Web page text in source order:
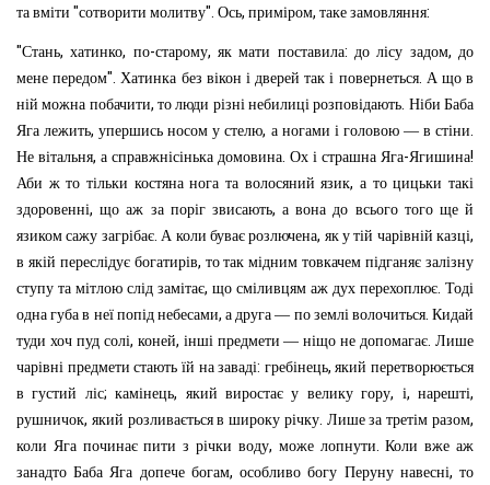
та вміти "сотворити молитву". Ось, приміром, таке замовляння:
"Стань,хатинко, по-старому,як мати поставила:до лісу задом,до
мене передом".Хатинка без вікон і дверей так і повернеться. А що в
ній можна побачити,то люди різні небилиці розповідають. Ніби Баба
Яга лежить,упершись носом у стелю, а ногами і головою — в стіни.
Не вітальня, а справжнісінька домовина. Ох і страшна Яга-Ягишина!
Аби ж то тільки костяна нога та волосяний язик,а то цицьки такі
здоровенні,що аж за поріг звисають,а вона до всього того ще й
язиком сажу загрібає.А коли буває розлючена, як у тій чарівній казці,
в якій переслідує богатирів, то так мідним товкачем підганяє залізну
ступу та мітлою слід замітає, що сміливцям аж дух перехоплює. Тоді
одна губа в неї попід небесами,а друга — по землі волочиться.Кидай
туди хоч пуд солі, коней, інші предмети — ніщо не допомагає.Лише
чарівні предмети стають їй на заваді: гребінець,який перетворюється
в густий ліс;камінець, який виростає у велику гору, і,нарешті,
рушничок, який розливається в широку річку. Лише за третім разом,
коли Яга починає пити з річки воду, може лопнути.Коли вже аж
занадто Баба Яга допече богам,особливо богу Перуну навесні,то